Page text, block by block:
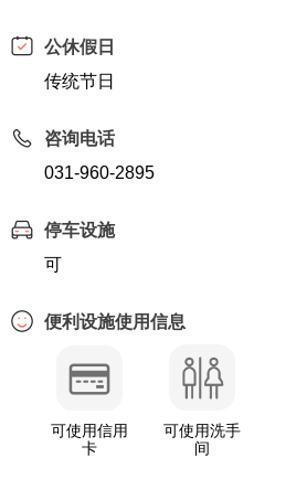
公休假日
传统节日
咨询电话
031-960-2895
停车设施
可
便利设施使用信息
可使用信用
卡
可使用洗手
间